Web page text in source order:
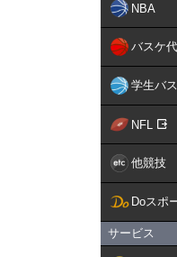
NBA
バスケ
学生バ
NFL
他競技
Doスポ
サービス